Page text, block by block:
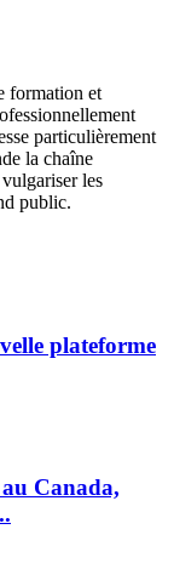
formation et
particulièrement
la chaîne
les
public.
plateforme
Canada,